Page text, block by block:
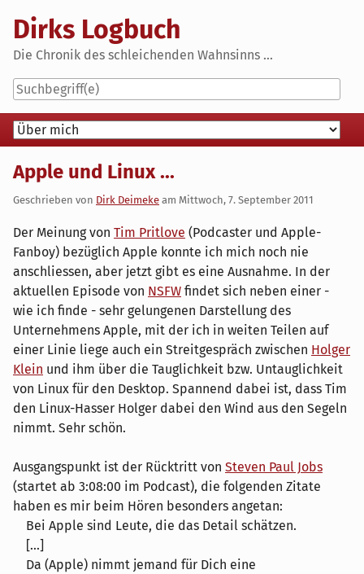
content
Dirks Logbuch
Die Chronik des schleichenden Wahnsinns ...
Navigation
Apple und Linux ...
Geschrieben von Dirk Deimeke am Mittwoch, 7. September 2011
Der Meinung von Tim Pritlove (Podcaster und Apple-
Fanboy) bezüglich Apple konnte ich mich noch nie
anschliessen, aber jetzt gibt es eine Ausnahme. In der
aktuellen Episode von NSFW findet sich neben einer -
wie ich finde - sehr gelungenen Darstellung des
Unternehmens Apple, mit der ich in weiten Teilen auf
einer Linie liege auch ein Streitgespräch zwischen Holger
Klein und ihm über die Tauglichkeit bzw. Untauglichkeit
von Linux für den Desktop. Spannend dabei ist, dass Tim
den Linux-Hasser Holger dabei den Wind aus den Segeln
nimmt. Sehr schön.
Ausgangspunkt ist der Rücktritt von Steven Paul Jobs
(startet ab 3:08:00 im Podcast), die folgenden Zitate
haben es mir beim Hören besonders angetan:
Bei Apple sind Leute, die das Detail schätzen.
[...]
Da (Apple) nimmt jemand für Dich eine